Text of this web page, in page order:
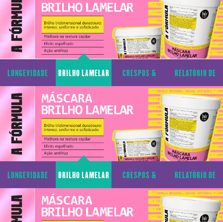
LONGEVIDADE
CAPILAR
BRILHO LAMELAR CRESPOS &
CACHOS
RELATÓRIO DE
TRANSPARÊNCIA
LONGEVIDADE
CAPILAR
BRILHO LAMELAR CRESPOS &
CACHOS
RELATÓRIO DE
TRANSPARÊNCIA